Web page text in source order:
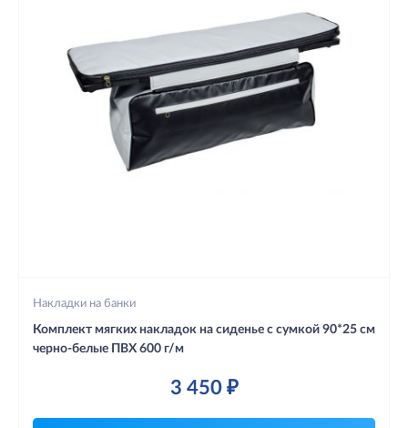
Накладки на банки
Комплект мягких накладок на сиденье с сумкой 90*25 см
черно-белые ПВХ 600 г/м
3 450 ₽